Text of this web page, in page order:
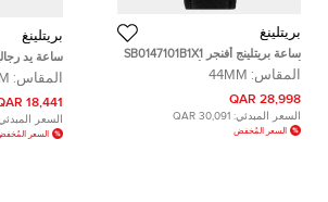
بريتلينغ
ساعة بريتلينج أفنجر SB0147101B1X1
ممالمقاس: 44MM
28,998 QAR
السعر المبدئي: 30,091 QAR
السعر المُخفض
بريتلينغ
ساعة يد
ستيل 42 مم
المقاس:
18,441 QAR
السعر
السعر